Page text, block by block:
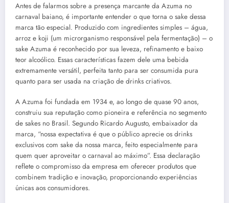
Antes de falarmos sobre a presença marcante da Azuma no
carnaval baiano, é importante entender o que torna o sake dessa
marca tão especial. Produzido com ingredientes simples – água,
arroz e koji (um microrganismo responsável pela fermentação) – o
sake Azuma é reconhecido por sua leveza, refinamento e baixo
teor alcoólico. Essas características fazem dele uma bebida
extremamente versátil, perfeita tanto para ser consumida pura
quanto para ser usada na criação de drinks criativos.
A Azuma foi fundada em 1934 e, ao longo de quase 90 anos,
construiu sua reputação como pioneira e referência no segmento
de sakes no Brasil. Segundo Ricardo Augusto, embaixador da
marca, “nossa expectativa é que o público aprecie os drinks
exclusivos com sake da nossa marca, feito especialmente para
quem quer aproveitar o carnaval ao máximo”. Essa declaração
reflete o compromisso da empresa em oferecer produtos que
combinem tradição e inovação, proporcionando experiências
únicas aos consumidores.